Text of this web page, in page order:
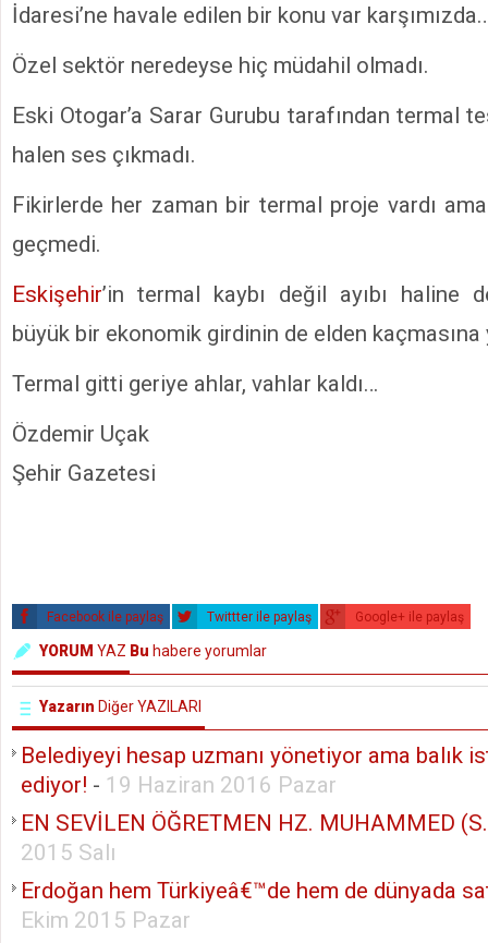
İdaresi’ne havale edilen bir konu var
Özel sektör neredeyse hiç müdahil olmadı.
Eski Otogar’a Sarar Gurubu tarafından termal
halen ses çıkmadı.
Fikirlerde her zaman bir termal proje vardı
geçmedi.
Eskişehir’in termal kaybı değil ayıbı haline
büyük bir ekonomik girdinin de elden kaçmasına
Termal gitti geriye ahlar, vahlar kaldı…
Özdemir Uçak
Şehir Gazetesi
Facebook ile paylaş Twittter ile paylaş Google+ ile paylaş
YORUM YAZ Bu habere yorumlar
Yazarın Diğer YAZILARI
Belediyeyi hesap uzmanı yönetiyor ama balık
ediyor! - 19 Haziran 2016 Pazar
EN SEVİLEN ÖĞRETMEN HZ. MUHAMMED
2015 Salı
Erdoğan hem Türkiyeâ€™de hem de dünyada
Ekim 2015 Pazar